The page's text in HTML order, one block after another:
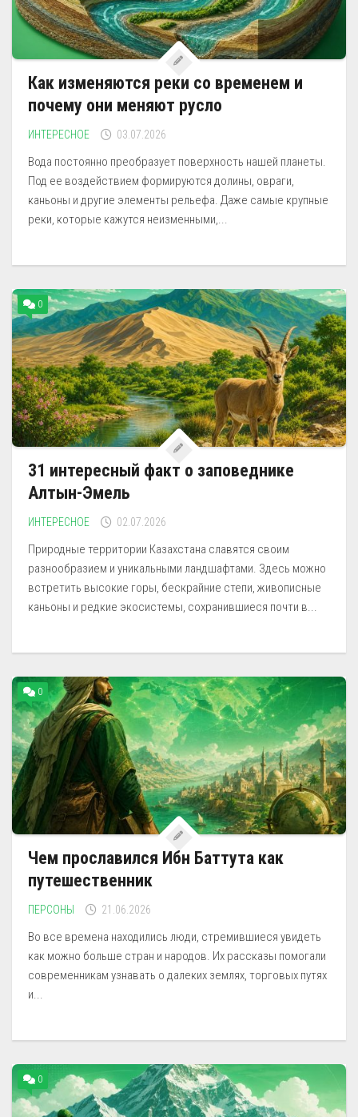
Как изменяются реки со временем и
почему они меняют русло
ИНТЕРЕСНОЕ 03.07.2026
Вода постоянно преобразует поверхность нашей планеты.
Под ее воздействием формируются долины, овраги,
каньоны и другие элементы рельефа. Даже самые крупные
реки, которые кажутся неизменными,...
0
31 интересный факт о заповеднике
Алтын-Эмель
ИНТЕРЕСНОЕ 02.07.2026
Природные территории Казахстана славятся своим
разнообразием и уникальными ландшафтами. Здесь можно
встретить высокие горы, бескрайние степи, живописные
каньоны и редкие экосистемы, сохранившиеся почти в...
0
Чем прославился Ибн Баттута как
путешественник
ПЕРСОНЫ 21.06.2026
Во все времена находились люди, стремившиеся увидеть
как можно больше стран и народов. Их рассказы помогали
современникам узнавать о далеких землях, торговых путях
и...
0